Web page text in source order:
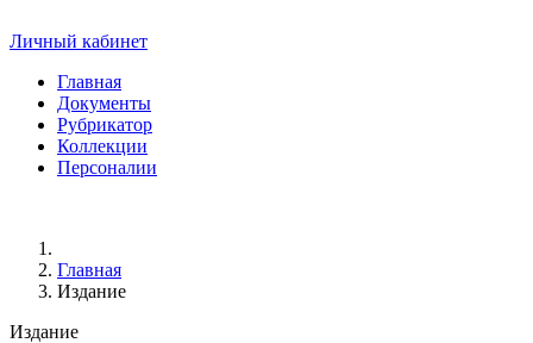
Личный кабинет
Главная
Документы
Рубрикатор
Коллекции
Персоналии
Главная
Издание
Издание